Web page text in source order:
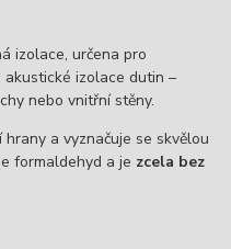
izolace, určena pro
izolace dutin –
nebo vnitřní stěny.
hrany a vyznačuje se skvělou
formaldehyd a je zcela bez